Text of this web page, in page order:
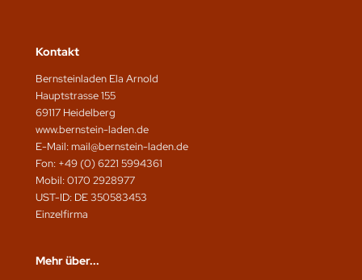
Kontakt
Bernsteinladen Ela Arnold
Hauptstrasse 155
69117 Heidelberg
www.bernstein-laden.de
E-Mail: mail@bernstein-laden.de
Fon: +49 (0) 6221 5994361
Mobil: 0170 2928977
UST-ID: DE 350583453
Einzelfirma
Mehr über...